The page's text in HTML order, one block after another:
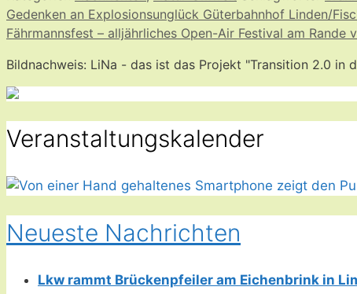
Gedenken an Explosionsunglück Güterbahnhof Linden/
Fährmannsfest – alljährliches Open-Air Festival am Rande
Bildnachweis: LiNa - das ist das Projekt "Transition 2.0 in
Veranstaltungskalender
Neueste Nachrichten
Lkw rammt Brückenpfeiler am Eichenbrink in